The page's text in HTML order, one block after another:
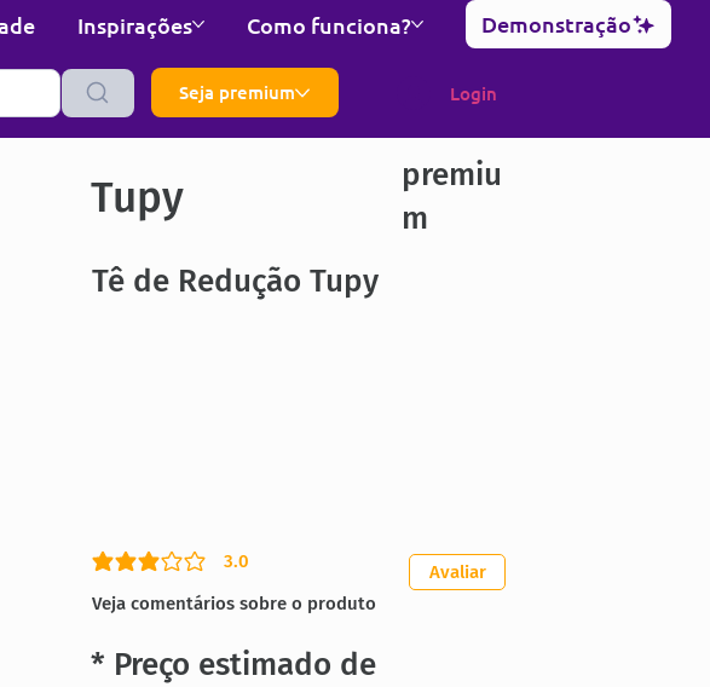
Inspirações Como funciona? Demonstração
Seja premium Login
Tupy
premiu
m
Tê de Redução Tupy
3.0
classificação média é 3 de 5
Veja comentários sobre o produto
Avaliar
* Preço estimado de